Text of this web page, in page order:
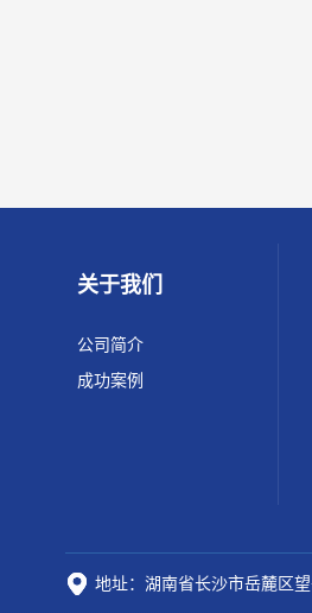
关于我们
公司简介
成功案例
地址：湖南省长沙市岳麓区